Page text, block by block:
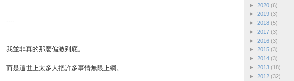
----
我並非真的那麼偏激到底。
而是這世上太多人把許多事情無限上綱。
► 2020 (6)
► 2019 (3)
► 2018 (5)
► 2017 (3)
► 2016 (3)
► 2015 (3)
► 2014 (3)
► 2013 (18)
► 2012 (32)